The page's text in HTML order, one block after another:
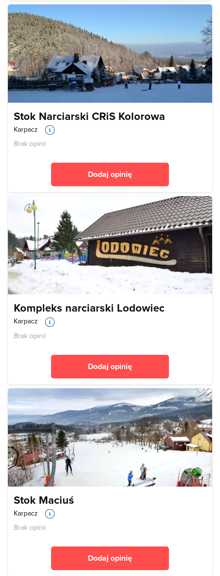
Stok Narciarski CRiS Kolorowa
Karpacz
Brak opinii
Dodaj opinię
Kompleks narciarski Lodowiec
Karpacz
Brak opinii
Dodaj opinię
Stok Maciuś
Karpacz
Brak opinii
Dodaj opinię